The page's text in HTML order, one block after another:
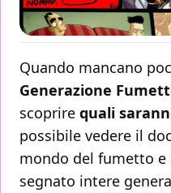
Quando mancano
Generazione
scoprire quali
possibile vedere il
mondo del fumetto
segnato intere